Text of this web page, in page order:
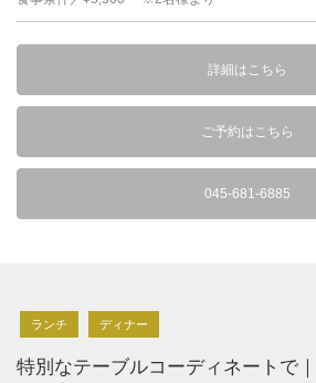
詳細はこちら
ご予約はこちら
045-681-6885
ランチ ディナー
特別なテーブルコーディネートで